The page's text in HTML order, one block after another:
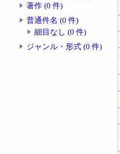
著作 (0 件)
普通件名 (0 件)
細目なし (0 件)
ジャンル・形式 (0 件)